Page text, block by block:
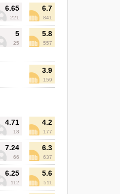
6.65
221
6.7
841
5
25
5.8
557
3.9
159
4.71
18
4.2
177
7.24
66
6.3
637
6.25
112
5.6
511